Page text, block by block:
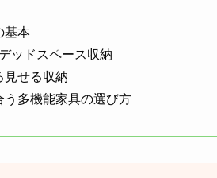
基本
ッドスペース収納
見せる収納
多機能家具の選び方